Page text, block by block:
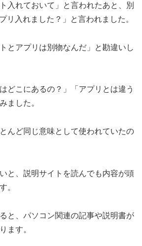
入れておいて」と言われたあと、別
リ入れました？」と言われました。
とアプリは別物なんだ」と勘違いし
どこにあるの？」「アプリとは違う
ました。
んど同じ意味として使われていたの
と、説明サイトを読んでも内容が頭
。
と、パソコン関連の記事や説明書が
ます。